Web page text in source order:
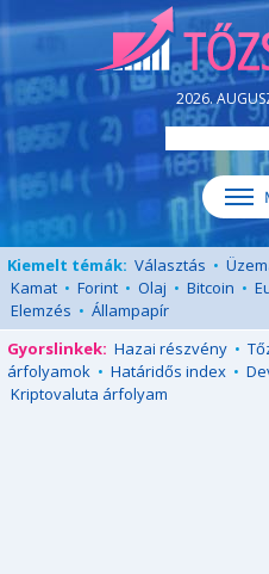
2026.
Kiemelt témák: Választás •
Kamat • Forint • Olaj • Bitcoin •
Elemzés • Állampapír
Gyorslinkek: Hazai részvény •
árfolyamok • Határidős index •
Kriptovaluta árfolyam